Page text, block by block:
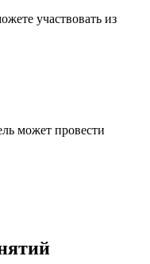
участвовать из
может провести